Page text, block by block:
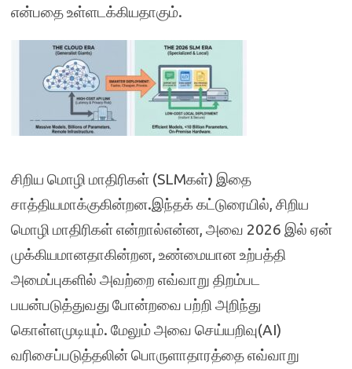
என்பதை உள்ளடக்கியதாகும்.
சிறிய மொழி மாதிரிகள் (SLMகள்) இதை
சாத்தியமாக்குகின்றன.இந்தக் கட்டுரையில், சிறிய
மொழி மாதிரிகள் என்றால்என்ன, அவை 2026 இல் ஏன்
முக்கியமானதாகின்றன, உண்மையான உற்பத்தி
அமைப்புகளில் அவற்றை எவ்வாறு திறம்பட
பயன்படுத்துவது போன்றவை பற்றி அறிந்து
கொள்ளமுடியும். மேலும் அவை செய்யறிவு(AI)
வரிசைப்படுத்தலின் பொருளாதாரத்தை எவ்வாறு